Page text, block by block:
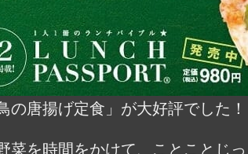
唐揚げ定食」が大好評でした！
を時間をかけて、ことことじっ